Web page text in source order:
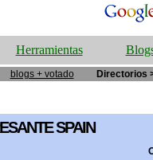
Herramientas
blogs + votado
Directorios
SPAIN